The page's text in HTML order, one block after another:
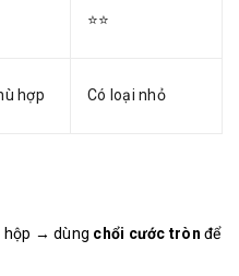
⭐⭐
hợp Có loại nhỏ
hộp → dùng chổi cước tròn để